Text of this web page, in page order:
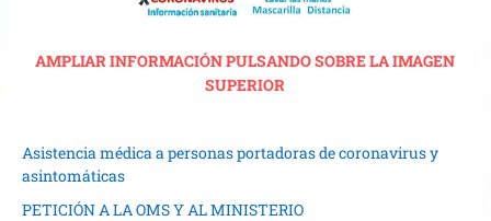
AMPLIAR INFORMACIÓN PULSANDO SOBRE LA IMAGEN
SUPERIOR
Asistencia médica a personas portadoras de coronavirus y
asintomáticas
PETICIÓN A LA OMS Y AL MINISTERIO